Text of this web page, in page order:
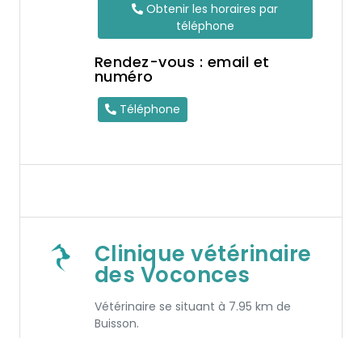
Obtenir les horaires par
téléphone
Rendez-vous : email et
numéro
Téléphone
Clinique vétérinaire
des Voconces
Vétérinaire se situant à 7.95 km de
Buisson.